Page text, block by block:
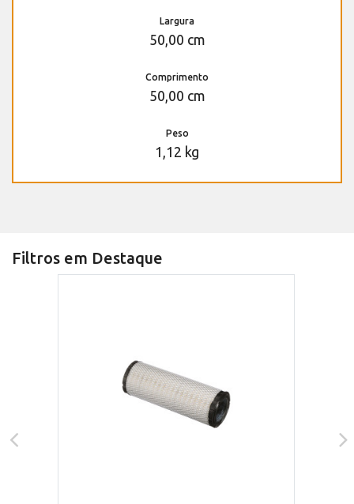
Largura
50,00 cm
Comprimento
50,00 cm
Peso
1,12 kg
Filtros em Destaque